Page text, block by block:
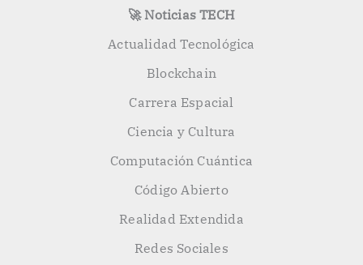
🚀 Noticias TECH
Actualidad Tecnológica
Blockchain
Carrera Espacial
Ciencia y Cultura
Computación Cuántica
Código Abierto
Realidad Extendida
Redes Sociales